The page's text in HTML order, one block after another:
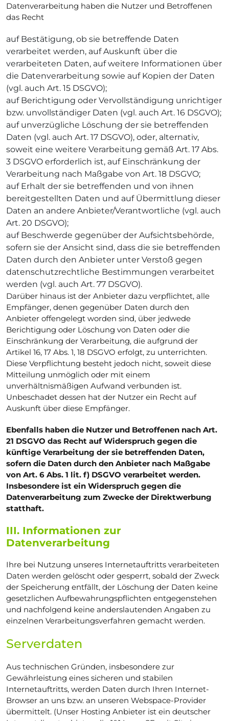
Datenverarbeitung haben die Nutzer und Betroffenen
das Recht
auf Bestätigung, ob sie betreffende Daten
verarbeitet werden, auf Auskunft über die
verarbeiteten Daten, auf weitere Informationen über
die Datenverarbeitung sowie auf Kopien der Daten
(vgl. auch Art. 15 DSGVO);
auf Berichtigung oder Vervollständigung unrichtiger
bzw. unvollständiger Daten (vgl. auch Art. 16 DSGVO);
auf unverzügliche Löschung der sie betreffenden
Daten (vgl. auch Art. 17 DSGVO), oder, alternativ,
soweit eine weitere Verarbeitung gemäß Art. 17 Abs.
3 DSGVO erforderlich ist, auf Einschränkung der
Verarbeitung nach Maßgabe von Art. 18 DSGVO;
auf Erhalt der sie betreffenden und von ihnen
bereitgestellten Daten und auf Übermittlung dieser
Daten an andere Anbieter/Verantwortliche (vgl. auch
Art. 20 DSGVO);
auf Beschwerde gegenüber der Aufsichtsbehörde,
sofern sie der Ansicht sind, dass die sie betreffenden
Daten durch den Anbieter unter Verstoß gegen
datenschutzrechtliche Bestimmungen verarbeitet
werden (vgl. auch Art. 77 DSGVO).
Darüber hinaus ist der Anbieter dazu verpflichtet, alle
Empfänger, denen gegenüber Daten durch den
Anbieter offengelegt worden sind, über jedwede
Berichtigung oder Löschung von Daten oder die
Einschränkung der Verarbeitung, die aufgrund der
Artikel 16, 17 Abs. 1, 18 DSGVO erfolgt, zu unterrichten.
Diese Verpflichtung besteht jedoch nicht, soweit diese
Mitteilung unmöglich oder mit einem
unverhältnismäßigen Aufwand verbunden ist.
Unbeschadet dessen hat der Nutzer ein Recht auf
Auskunft über diese Empfänger.
Ebenfalls haben die Nutzer und Betroffenen nach Art.
21 DSGVO das Recht auf Widerspruch gegen die
künftige Verarbeitung der sie betreffenden Daten,
sofern die Daten durch den Anbieter nach Maßgabe
von Art. 6 Abs. 1 lit. f) DSGVO verarbeitet werden.
Insbesondere ist ein Widerspruch gegen die
Datenverarbeitung zum Zwecke der Direktwerbung
statthaft.
III. Informationen zur
Datenverarbeitung
Ihre bei Nutzung unseres Internetauftritts verarbeiteten
Daten werden gelöscht oder gesperrt, sobald der Zweck
der Speicherung entfällt, der Löschung der Daten keine
gesetzlichen Aufbewahrungspflichten entgegenstehen
und nachfolgend keine anderslautenden Angaben zu
einzelnen Verarbeitungsverfahren gemacht werden.
Serverdaten
Aus technischen Gründen, insbesondere zur
Gewährleistung eines sicheren und stabilen
Internetauftritts, werden Daten durch Ihren Internet-
Browser an uns bzw. an unseren Webspace-Provider
übermittelt. (Unser Hosting Anbieter ist ein deutscher